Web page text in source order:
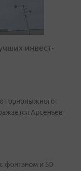
инвест-
горнолыжного
Арсеньев
фонтаном и 50